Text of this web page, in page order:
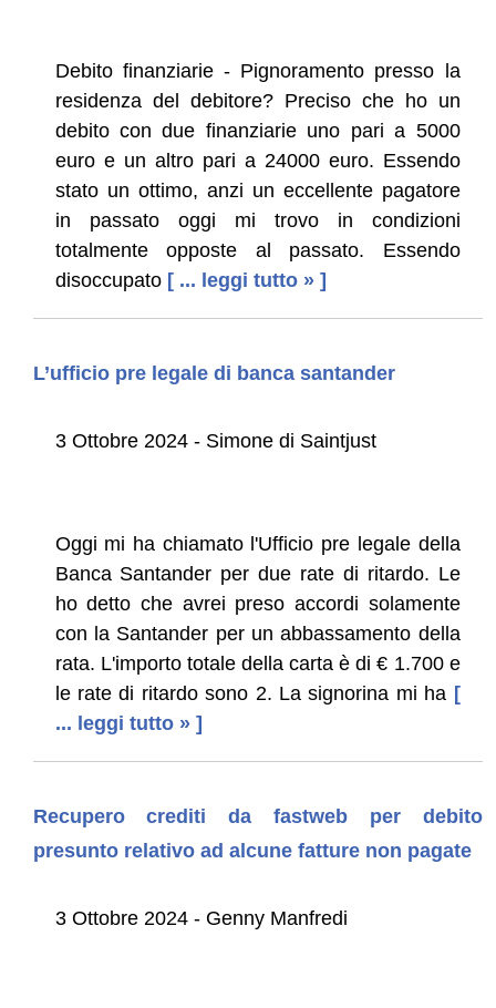
Debito finanziarie - Pignoramento presso la
residenza del debitore? Preciso che ho un
debito con due finanziarie uno pari a 5000
euro e un altro pari a 24000 euro. Essendo
stato un ottimo, anzi un eccellente pagatore
in passato oggi mi trovo in condizioni
totalmente opposte al passato. Essendo
disoccupato [ ... leggi tutto » ]
L’ufficio pre legale di banca santander
3 Ottobre 2024 - Simone di Saintjust
Oggi mi ha chiamato l'Ufficio pre legale della
Banca Santander per due rate di ritardo. Le
ho detto che avrei preso accordi solamente
con la Santander per un abbassamento della
rata. L'importo totale della carta è di € 1.700 e
le rate di ritardo sono 2. La signorina mi ha [
... leggi tutto » ]
Recupero crediti da fastweb per debito
presunto relativo ad alcune fatture non pagate
3 Ottobre 2024 - Genny Manfredi